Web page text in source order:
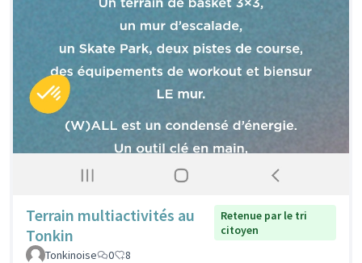
Terrain multiactivités au
Tonkin
Retenue par le tri
citoyen
Tonkinoise
0 8